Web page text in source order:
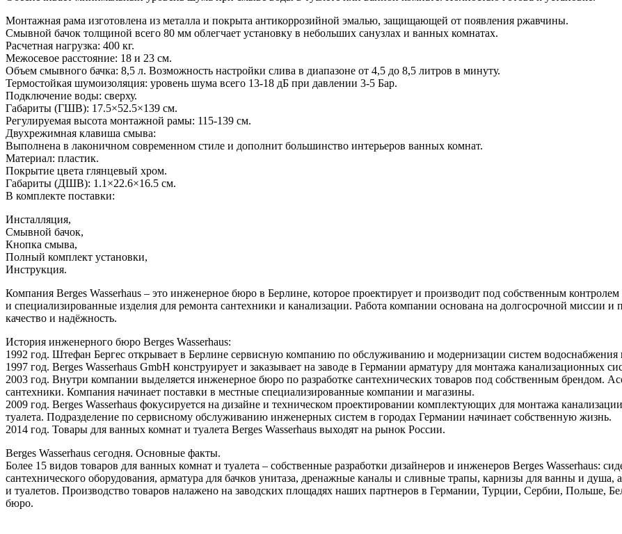
Монтажная рама изготовлена из металла и покрыта антикоррозийной эмалью, защищающей от появления ржавчины.
Смывной бачок толщиной всего 80 мм облегчает установку в небольших санузлах и ванных комнатах.
Расчетная нагрузка: 400 кг.
Межосевое расстояние: 18 и 23 см.
Объем смывного бачка: 8,5 л. Возможность настройки слива в диапазоне от 4,5 до 8,5 литров в минуту.
Термостойкая шумоизоляция: уровень шума всего 13-18 дБ при давлении 3-5 Бар.
Подключение воды: сверху.
Габариты (ГШВ): 17.5×52.5×139 см.
Регулируемая высота монтажной рамы: 115-139 см.
Двухрежимная клавиша смыва:
Выполнена в лаконичном современном стиле и дополнит большинство интерьеров ванных комнат.
Материал: пластик.
Покрытие цвета глянцевый хром.
Габариты (ДШВ): 1.1×22.6×16.5 см.
В комплекте поставки:
Инсталляция,
Смывной бачок,
Кнопка смыва,
Полный комплект установки,
Инструкция.
Компания Berges Wasserhaus – это инженерное бюро в Берлине, которое проектирует и производит под собственным
и специализированные изделия для ремонта сантехники и канализации. Работа компании основана на долгосрочной миссии
качество и надёжность.
История инженерного бюро Berges Wasserhaus:
1992 год. Штефан Бергес открывает в Берлине сервисную компанию по обслуживанию и модернизации систем
1997 год. Berges Wasserhaus GmbH конструирует и заказывает на заводе в Германии арматуру для монтажа канализационных
2003 год. Внутри компании выделяется инженерное бюро по разработке сантехнических товаров под собственным брендом.
сантехники. Компания начинает поставки в местные специализированные компании и магазины.
2009 год. Berges Wasserhaus фокусируется на дизайне и техническом проектировании комплектующих для монтажа
туалета. Подразделение по сервисному обслуживанию инженерных систем в городах Германии начинает собственную жизнь.
2014 год. Товары для ванных комнат и туалета Berges Wasserhaus выходят на рынок России.
Berges Wasserhaus сегодня. Основные факты.
Более 15 видов товаров для ванных комнат и туалета – собственные разработки дизайнеров и инженеров Berges Wasserhaus:
сантехнического оборудования, арматура для бачков унитаза, дренажные каналы и сливные трапы, карнизы для ванны и
и туалетов. Производство товаров налажено на заводских площадях наших партнеров в Германии, Турции, Сербии, Польше,
бюро.